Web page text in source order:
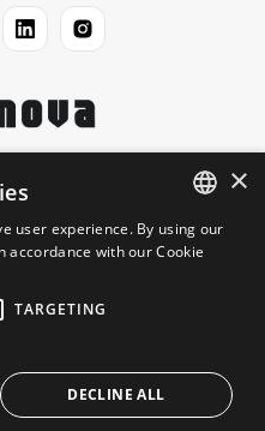
- P.IVA 06191460150
ENGLISH
×
user experience. By using our
accordance with our Cookie
TARGETING
DECLINE ALL